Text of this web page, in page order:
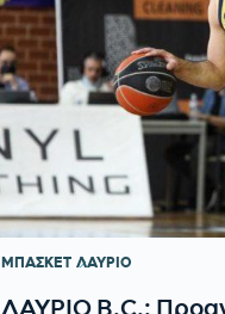
ΜΠΑΣΚΕΤ ΛΑΥΡΙΟ
ΛΑΥΡΙΟ B.C.: